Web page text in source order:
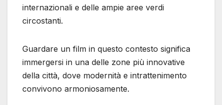
internazionali e delle ampie aree verdi
circostanti.
Guardare un film in questo contesto significa
immergersi in una delle zone più innovative
della città, dove modernità e intrattenimento
convivono armoniosamente.